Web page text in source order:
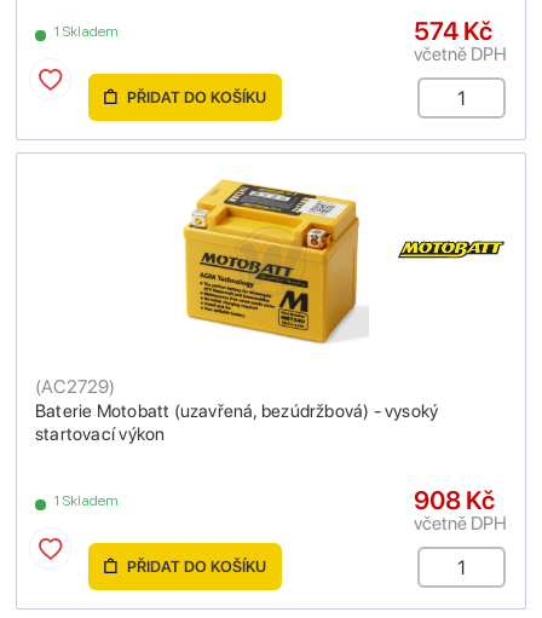
1 Skladem 574 Kč
včetně DPH
PŘIDAT DO KOŠÍKU
Baterie Motobatt (uzavřená, bezúdržbová) - vysoký
startovací výkon
(AC2729)
1 Skladem 908 Kč
včetně DPH
PŘIDAT DO KOŠÍKU